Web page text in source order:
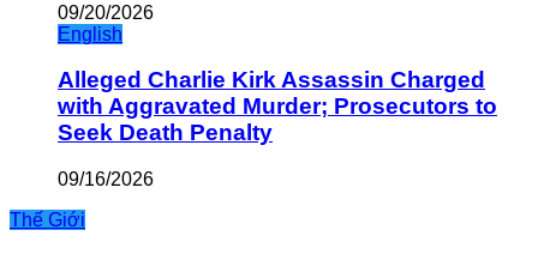
09/20/2026
English
Alleged Charlie Kirk Assassin Charged
with Aggravated Murder; Prosecutors to
Seek Death Penalty
09/16/2026
Thế Giới